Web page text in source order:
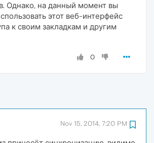
Однако, на данный момент вы
этот веб-интерфейс
к своим закладкам и другим
0
Nov 15, 2014, 7:20 PM